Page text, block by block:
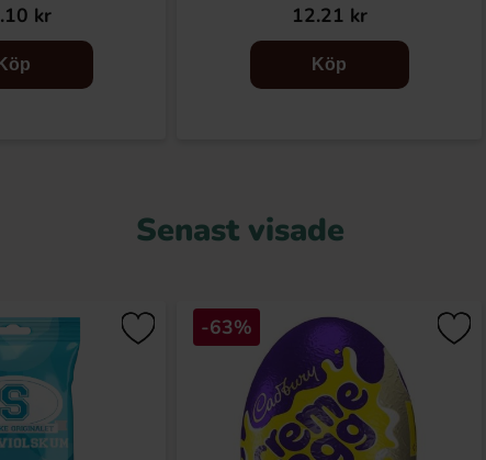
kr
Köp
12.21 kr
Köp
Senast visade
-63%